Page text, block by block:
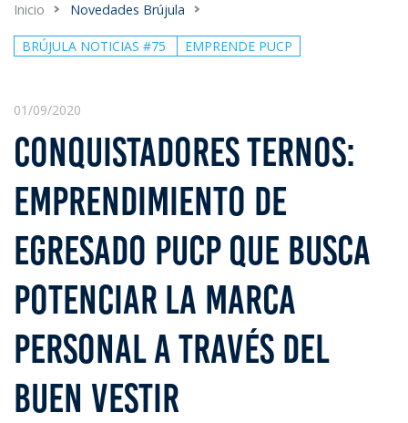
Inicio Novedades Brújula
BRÚJULA NOTICIAS #75 EMPRENDE PUCP
01/09/2020
CONQUISTADORES TERNOS:
EMPRENDIMIENTO DE
EGRESADO PUCP QUE BUSCA
POTENCIAR LA MARCA
PERSONAL A TRAVÉS DEL
BUEN VESTIR